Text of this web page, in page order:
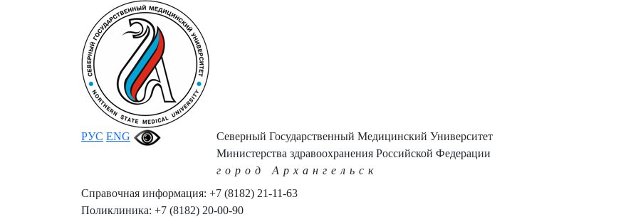
РУС ENG
Северный Государственный Медицинский Университет
Министерства здравоохранения Российской Федерации
город Архангельск
Справочная информация: +7 (8182) 21-11-63
Поликлиника: +7 (8182) 20-00-90